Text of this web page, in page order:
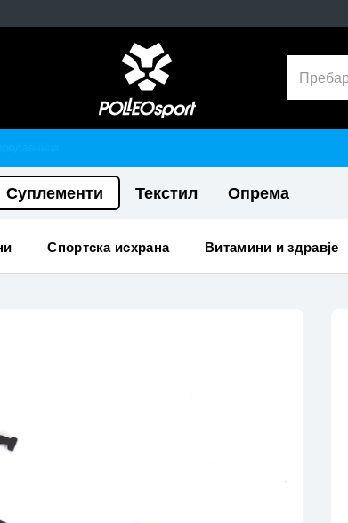
Суплементи Текстил Опрема
спортска исхрана витамини и здравје